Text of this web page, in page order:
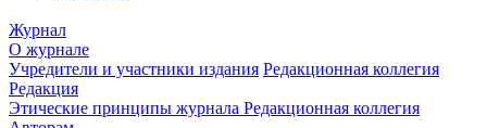
Журнал
О журнале
Учредители и участники издания Редакционная коллегия
Редакция
Этические принципы журнала Редакционная коллегия